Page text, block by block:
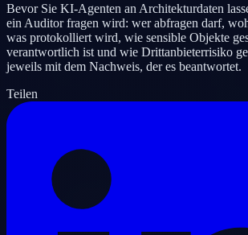
Bevor Sie KI-Agenten an Architekturdaten
ein Auditor fragen wird: wer abfragen darf,
was protokolliert wird, wie sensible Objekte
verantwortlich ist und wie Drittanbieterrisiko
jeweils mit dem Nachweis, der es beantwortet.
Teilen